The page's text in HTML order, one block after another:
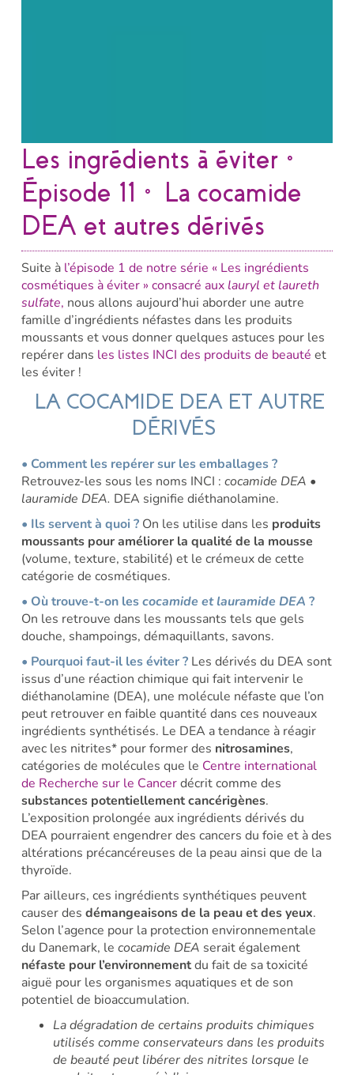
Les ingrédients à éviter •
Épisode 11 • La cocamide
DEA et autres dérivés
Suite à l’épisode 1 de notre série « Les ingrédients
cosmétiques à éviter » consacré aux lauryl et laureth
sulfate, nous allons aujourd’hui aborder une autre
famille d’ingrédients néfastes dans les produits
moussants et vous donner quelques astuces pour les
repérer dans les listes INCI des produits de beauté et
les éviter !
LA COCAMIDE DEA ET AUTRE
DÉRIVÉS
• Comment les repérer sur les emballages ?
Retrouvez-les sous les noms INCI : cocamide DEA •
lauramide DEA. DEA signifie diéthanolamine.
• Ils servent à quoi ? On les utilise dans les produits
moussants pour améliorer la qualité de la mousse
(volume, texture, stabilité) et le crémeux de cette
catégorie de cosmétiques.
• Où trouve-t-on lescocamide et lauramide DEA ?
On les retrouve dans les moussants tels que gels
douche, shampoings, démaquillants, savons.
• Pourquoi faut-il les éviter ? Les dérivés du DEA sont
issus d’une réaction chimique qui fait intervenir le
diéthanolamine (DEA), une molécule néfaste que l’on
peut retrouver en faible quantité dans ces nouveaux
ingrédients synthétisés. Le DEA a tendance à réagir
avec les nitrites* pour former des nitrosamines,
catégories de molécules que le Centre international
de Recherche sur le Cancerdécrit comme des
substances potentiellement cancérigènes.
L’exposition prolongée aux ingrédients dérivés du
DEA pourraient engendrerdes cancers du foie et à des
altérations précancéreuses de la peau ainsi que de la
thyroïde.
Par ailleurs, ces ingrédients synthétiques peuvent
causer des démangeaisons de la peau et des yeux.
Selon l’agence pour la protection environnementale
du Danemark, le cocamide DEA serait également
néfaste pour l’environnementdu fait de sa toxicité
aiguë pour les organismes aquatiques et de son
potentiel de bioaccumulation.
La dégradation de certains produits chimiques
utilisés comme conservateurs dans les produits
de beauté peut libérer des nitrites lorsque le